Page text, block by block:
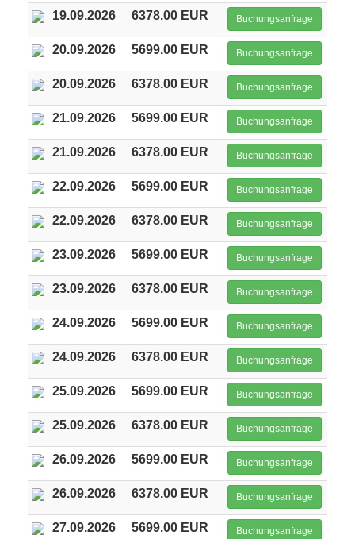
19.09.2026 6378.00 EUR Buchungsanfrage
20.09.2026 5699.00 EUR Buchungsanfrage
20.09.2026 6378.00 EUR Buchungsanfrage
21.09.2026 5699.00 EUR Buchungsanfrage
21.09.2026 6378.00 EUR Buchungsanfrage
22.09.2026 5699.00 EUR Buchungsanfrage
22.09.2026 6378.00 EUR Buchungsanfrage
23.09.2026 5699.00 EUR Buchungsanfrage
23.09.2026 6378.00 EUR Buchungsanfrage
24.09.2026 5699.00 EUR Buchungsanfrage
24.09.2026 6378.00 EUR Buchungsanfrage
25.09.2026 5699.00 EUR Buchungsanfrage
25.09.2026 6378.00 EUR Buchungsanfrage
26.09.2026 5699.00 EUR Buchungsanfrage
26.09.2026 6378.00 EUR Buchungsanfrage
27.09.2026 5699.00 EUR Buchungsanfrage